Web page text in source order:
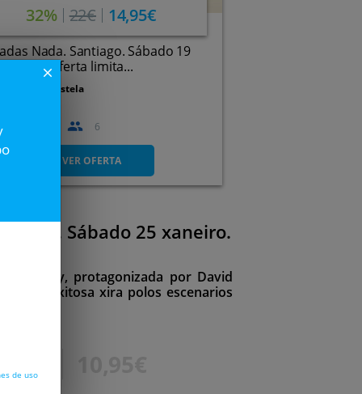
32% 22€ 14,95€
Nada. Santiago. Sábado 19
¡Oferta limita...
Teatro Compostela
6
VER OFERTA
Sábado 25 xaneiro.
Asorey, protagonizada por David
a súa exitosa xira polos escenarios
close
de uso